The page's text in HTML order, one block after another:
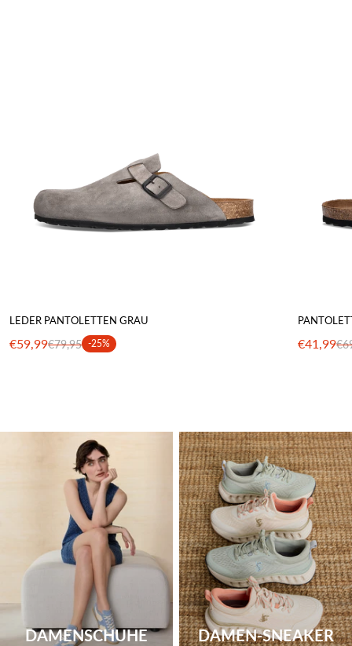
LEDER PANTOLETTEN GRAU
€59,99€79,95 -25% €41,99
DAMENSCHUHE DAMEN-SNEAKER